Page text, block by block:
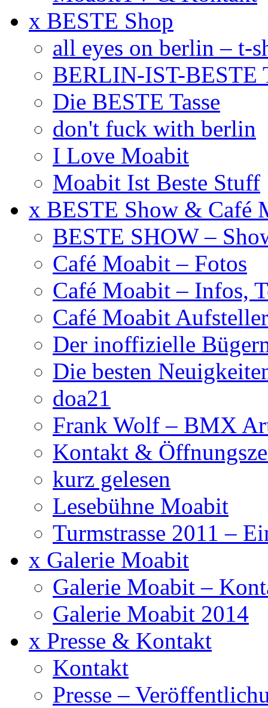
x BESTE Shop
all eyes on berlin – t-
BERLIN-IST-BESTE
Die BESTE Tasse
don't fuck with berlin
I Love Moabit
Moabit Ist Beste Stuff
x BESTE Show & Café
BESTE SHOW –
Café Moabit – Fotos
Café Moabit – Infos,
Café Moabit Aufsteller
Der inoffizielle
Die besten
doa21
Frank Wolf – BMX
Kontakt &
kurz gelesen
Lesebühne Moabit
Turmstrasse 2011 –
x Galerie Moabit
Galerie Moabit –
Galerie Moabit 2014
x Presse & Kontakt
Kontakt
Presse –